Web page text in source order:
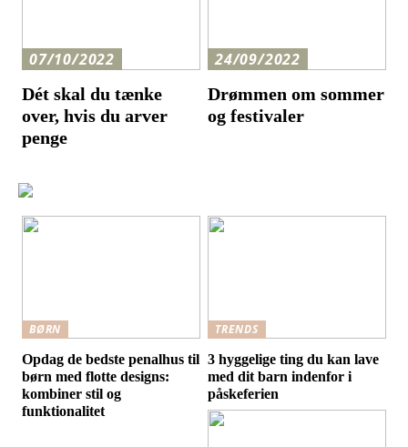
07/10/2022
Dét skal du tænke
over, hvis du arver
penge
24/09/2022
Drømmen om sommer
og festivaler
BØRN
Opdag de bedste penalhus til
børn med flotte designs:
kombiner stil og
funktionalitet
TRENDS
3 hyggelige ting du kan lave
med dit barn indenfor i
påskeferien